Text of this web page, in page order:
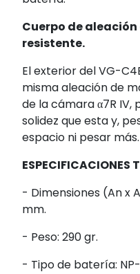
Cuerpo de
resistente.
El exterior del VG-
misma aleación de
de la cámara α7R
solidez que esta y,
espacio ni pesar más.
ESPECIFICACIONES
- Dimensiones (An x
mm.
- Peso: 290 gr.
- Tipo de batería: NP-